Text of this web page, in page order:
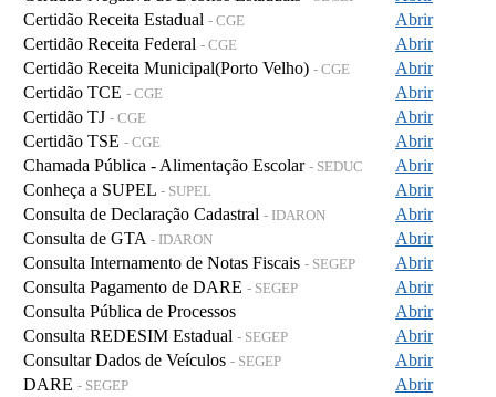
Certidão Receita Estadual - CGE
Abrir
Certidão Receita Federal - CGE
Abrir
Certidão Receita Municipal(Porto Velho) - CGE
Abrir
Certidão TCE - CGE
Abrir
Certidão TJ - CGE
Abrir
Certidão TSE - CGE
Abrir
Chamada Pública - Alimentação Escolar - SEDUC
Abrir
Conheça a SUPEL - SUPEL
Abrir
Consulta de Declaração Cadastral - IDARON
Abrir
Consulta de GTA - IDARON
Abrir
Consulta Internamento de Notas Fiscais - SEGEP
Abrir
Consulta Pagamento de DARE - SEGEP
Abrir
Consulta Pública de Processos
Abrir
Consulta REDESIM Estadual - SEGEP
Abrir
Consultar Dados de Veículos - SEGEP
Abrir
DARE - SEGEP
Abrir